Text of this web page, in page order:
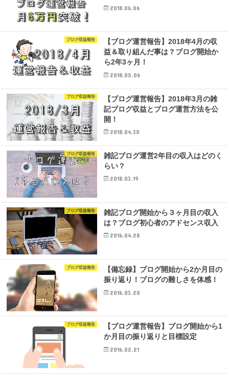
2018.06.06
ブログ収益報告
【ブログ運営報告】2018年4月の収
益＆取り組んだ事は？ブログ開始か
ら2年3ヶ月！
2018.05.06
ブログ収益報告
【ブログ運営報告】2018年3月の雑
記ブログ収益とブログ運営方法を公
開！
2018.04.30
ブログ収益報告
雑記ブログ運営2年目の収入はどのく
らい？
2018.03.19
ブログ収益報告
雑記ブログ開始から３ヶ月目の収入
は？ブログ初心者のアドセンス収入
2016.04.28
ブログ収益報告
【備忘録】ブログ開始から2か月目の
振り返り！ブログの難しさを体感！
2016.03.20
ブログ収益報告
【ブログ運営報告】ブログ開始から1
か月目の振り返りと目標設定
2016.02.21